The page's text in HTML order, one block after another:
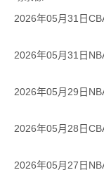
2026年05月31日
2026年05月31日
2026年05月29日
2026年05月28日
2026年05月27日